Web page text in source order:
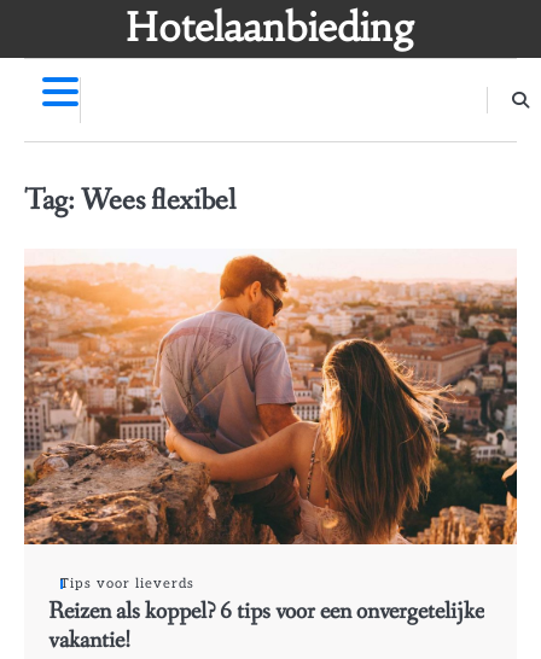
Hotelaanbieding
Tag:Wees flexibel
Tips voor lieverds
Reizen als koppel? 6 tips voor een onvergetelijke
vakantie!